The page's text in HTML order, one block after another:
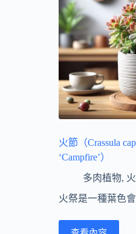
火節（Crassula
‘Campfire’）
多肉植物,
火祭是一種葉色